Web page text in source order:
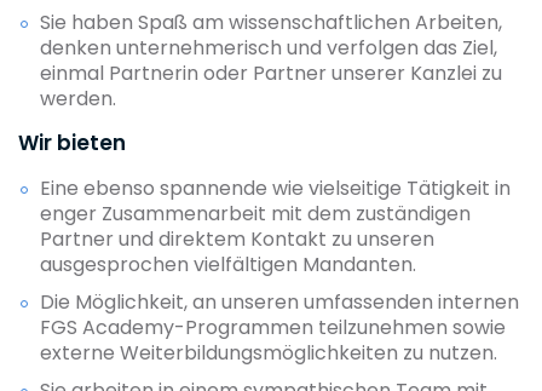
Sie haben Spaß am wissenschaftlichen Arbeiten,
denken unternehmerisch und verfolgen das Ziel,
einmal Partnerin oder Partner unserer Kanzlei zu
werden.
Wir bieten
Eine ebenso spannende wie vielseitige Tätigkeit in
enger Zusammenarbeit mit dem zuständigen
Partner und direktem Kontakt zu unseren
ausgesprochen vielfältigen Mandanten.
Die Möglichkeit, an unseren umfassenden internen
FGS Academy-Programmen teilzunehmen sowie
externe Weiterbildungsmöglichkeiten zu nutzen.